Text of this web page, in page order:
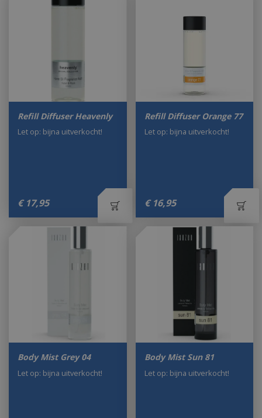
Refill Diffuser Heavenly
€ 17,95
Let op: bijna uitverkocht!
Refill Diffuser Orange 77
€ 16,95
Let op: bijna uitverkocht!
Body Mist Grey 04
Let op: bijna uitverkocht!
Body Mist Sun 81
Let op: bijna uitverkocht!